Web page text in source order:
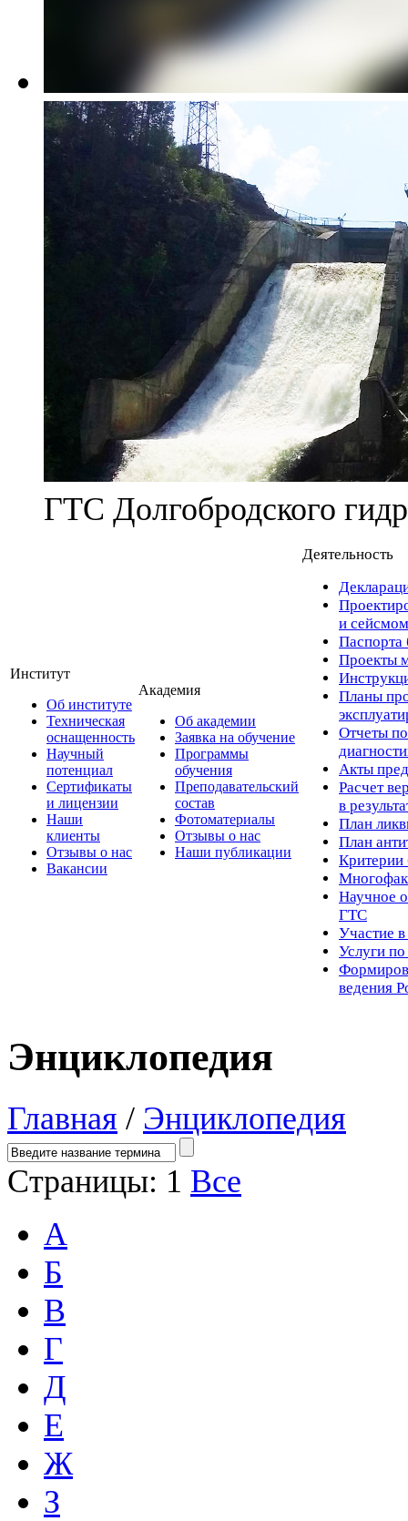
ГТС Долгобродского
Институт
Об институте
Техническая
оснащенность
Научный
потенциал
Сертификаты
и лицензии
Наши
клиенты
Отзывы о нас
Вакансии
Академия
Об академии
Заявка на обучение
Программы
обучения
Преподавательский
состав
Фотоматериалы
Отзывы о нас
Наши публикации
Деятельность
и
Паспорта
Проекты
Планы
Отчеты по
Акты
Расчет
в
План
План
Критерии
Научное
ГТС
Участие
Услуги
ведения
Энциклопедия
Главная / Энциклопедия
Страницы: 1 Все
А
Б
В
Г
Д
Е
Ж
З